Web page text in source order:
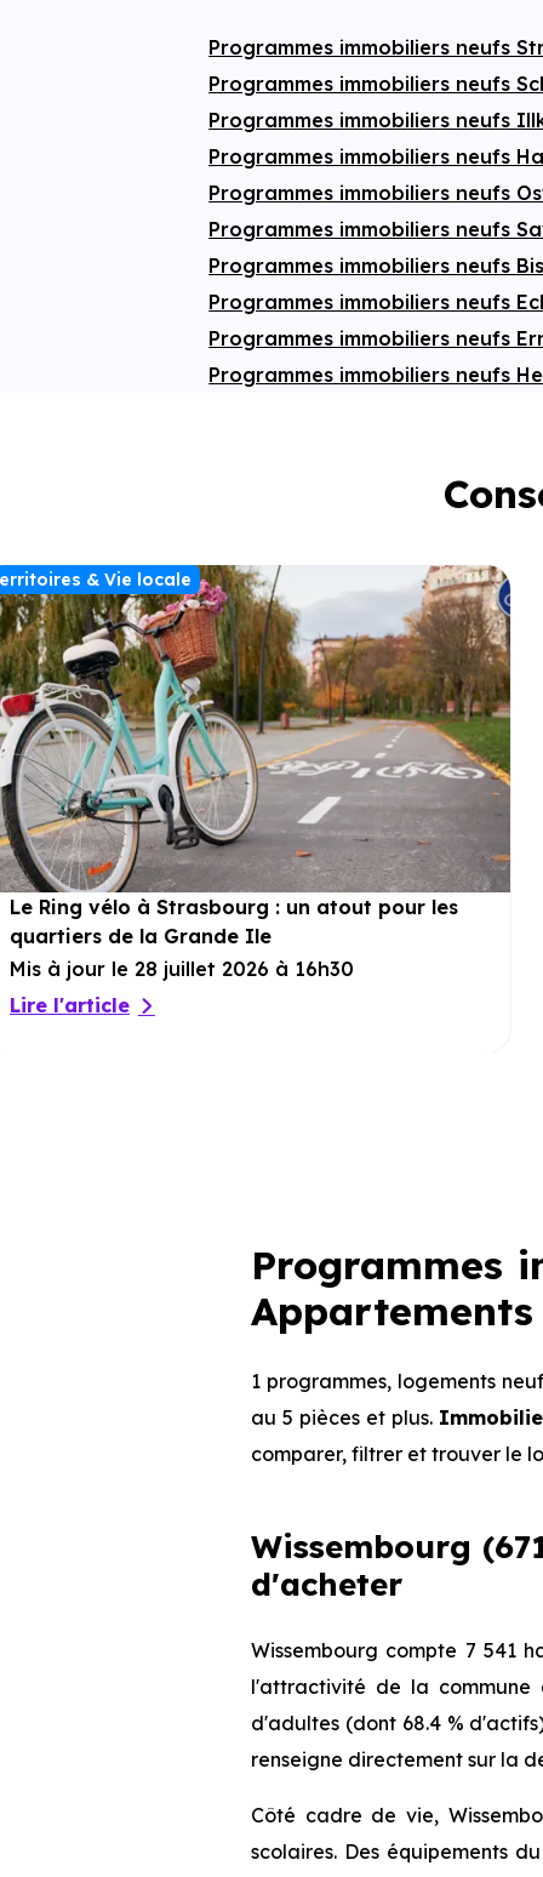
de praticité et de sécurité. Une adresse
idéale pour vivre ou investir à
proximitéimmédiate de
centre-ville.
Programmes immobiliers neufs
Programmes immobiliers neufs
Programmes immobiliers neufs
Programmes immobiliers neufs
Programmes immobiliers neufs
Programmes immobiliers neufs
Programmes immobiliers neufs
Programmes immobiliers neufs
Programmes immobiliers neufs
Programmes immobiliers neufs
& Vie locale
Le Ring vélo à Strasbourg : un atout pour les
quartiers de la Grande Ile
Mis à jour le 28 juillet 2026 à 16h30
Lire l'article
Programmes
Appartements
1 programmes, logements
au 5 pièces et plus.
comparer, filtrer et trouver le
Wissembourg
d'acheter
Wissembourg compte 7 541
l'attractivité de la commune
d'adultes (dont 68.4 %
renseigne directement sur la
Côté cadre de vie,
scolaires. Des équipements